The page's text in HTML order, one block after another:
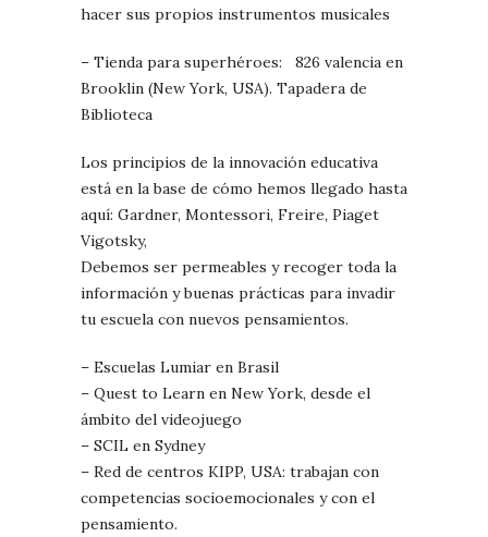
hacer sus propios instrumentos musicales
– Tienda para superhéroes: 826 valencia en
Brooklin (New York, USA). Tapadera de
Biblioteca
Los principios de la innovación educativa
está en la base de cómo hemos llegado hasta
aquí: Gardner, Montessori, Freire, Piaget
Vigotsky,
Debemos ser permeables y recoger toda la
información y buenas prácticas para invadir
tu escuela con nuevos pensamientos.
– Escuelas Lumiar en Brasil
– Quest to Learn en New York, desde el
ámbito del videojuego
– SCIL en Sydney
– Red de centros KIPP, USA: trabajan con
competencias socioemocionales y con el
pensamiento.